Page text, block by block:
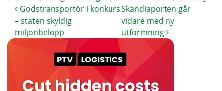
Godstransportör i konkurs
– staten skyldig
miljonbelopp
Skandiaporten går
vidare med ny
utformning